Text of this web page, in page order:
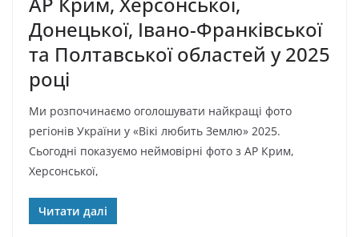
Донецької, Івано-Франківської
та Полтавської областей у 2025
році
Ми розпочинаємо оголошувати найкращі фото
регіонів України у «Вікі любить Землю» 2025.
Сьогодні показуємо неймовірні фото з АР Крим,
Херсонської,
Читати далі